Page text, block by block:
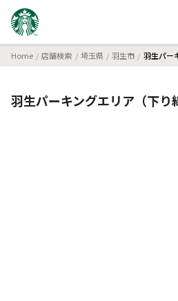
Home 店舗検索 埼玉県 羽生市 羽生パー
羽生パーキングエリア（下り